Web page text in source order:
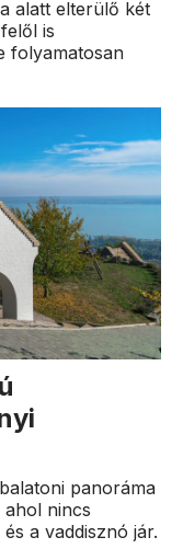
alatt elterülő két
is
folyamatosan
panoráma
nincs
a vaddisznó jár.